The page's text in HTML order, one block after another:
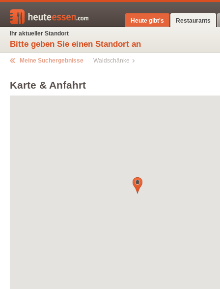
Restaurants
Heute gibt's
Ihr aktueller Standort
Bitte geben Sie einen Standort an
Meine Suchergebnisse Waldschänke
Karte & Anfahrt